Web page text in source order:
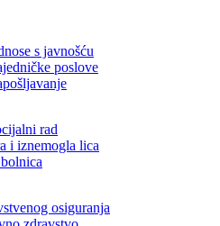
s javnošću
poslove
rad
i iznemogla lica